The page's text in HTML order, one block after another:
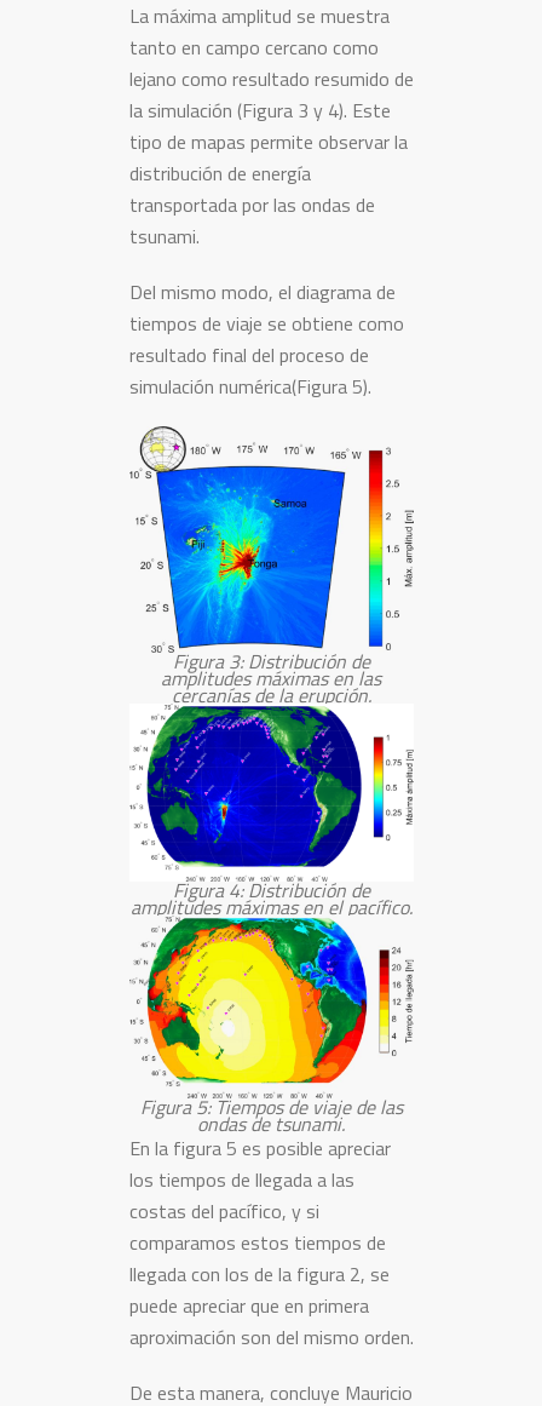
La máxima amplitud se muestra
tanto en campo cercano como
lejano como resultado resumido de
la simulación (Figura 3 y 4). Este
tipo de mapas permite observar la
distribución de energía
transportada por las ondas de
tsunami.
Del mismo modo, el diagrama de
tiempos de viaje se obtiene como
resultado final del proceso de
simulación numérica(Figura 5).
Figura 3: Distribución de
amplitudes máximas en las
cercanías de la erupción.
Figura 4: Distribución de
amplitudes máximas en el pacífico.
Figura 5: Tiempos de viaje de las
ondas de tsunami.
En la figura 5 es posible apreciar
los tiempos de llegada a las
costas del pacífico, y si
comparamos estos tiempos de
llegada con los de la figura 2, se
puede apreciar que en primera
aproximación son del mismo orden.
De esta manera, concluye Mauricio